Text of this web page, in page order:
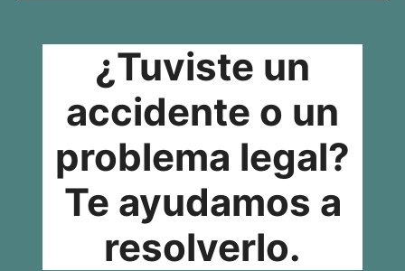
¿Tuviste un
accidente o un
problema legal?
Te ayudamos a
resolverlo.